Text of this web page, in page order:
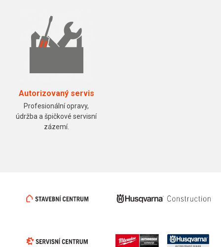
Autorizovaný servis
Profesionální opravy,
údržba a špičkové servisní
zázemí.